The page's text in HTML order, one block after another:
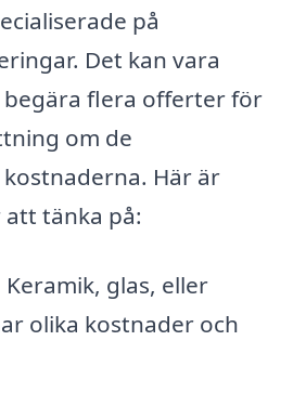
på
Det kan vara
flera offerter för
om de
Här är
tänka på:
glas, eller
olika kostnader och